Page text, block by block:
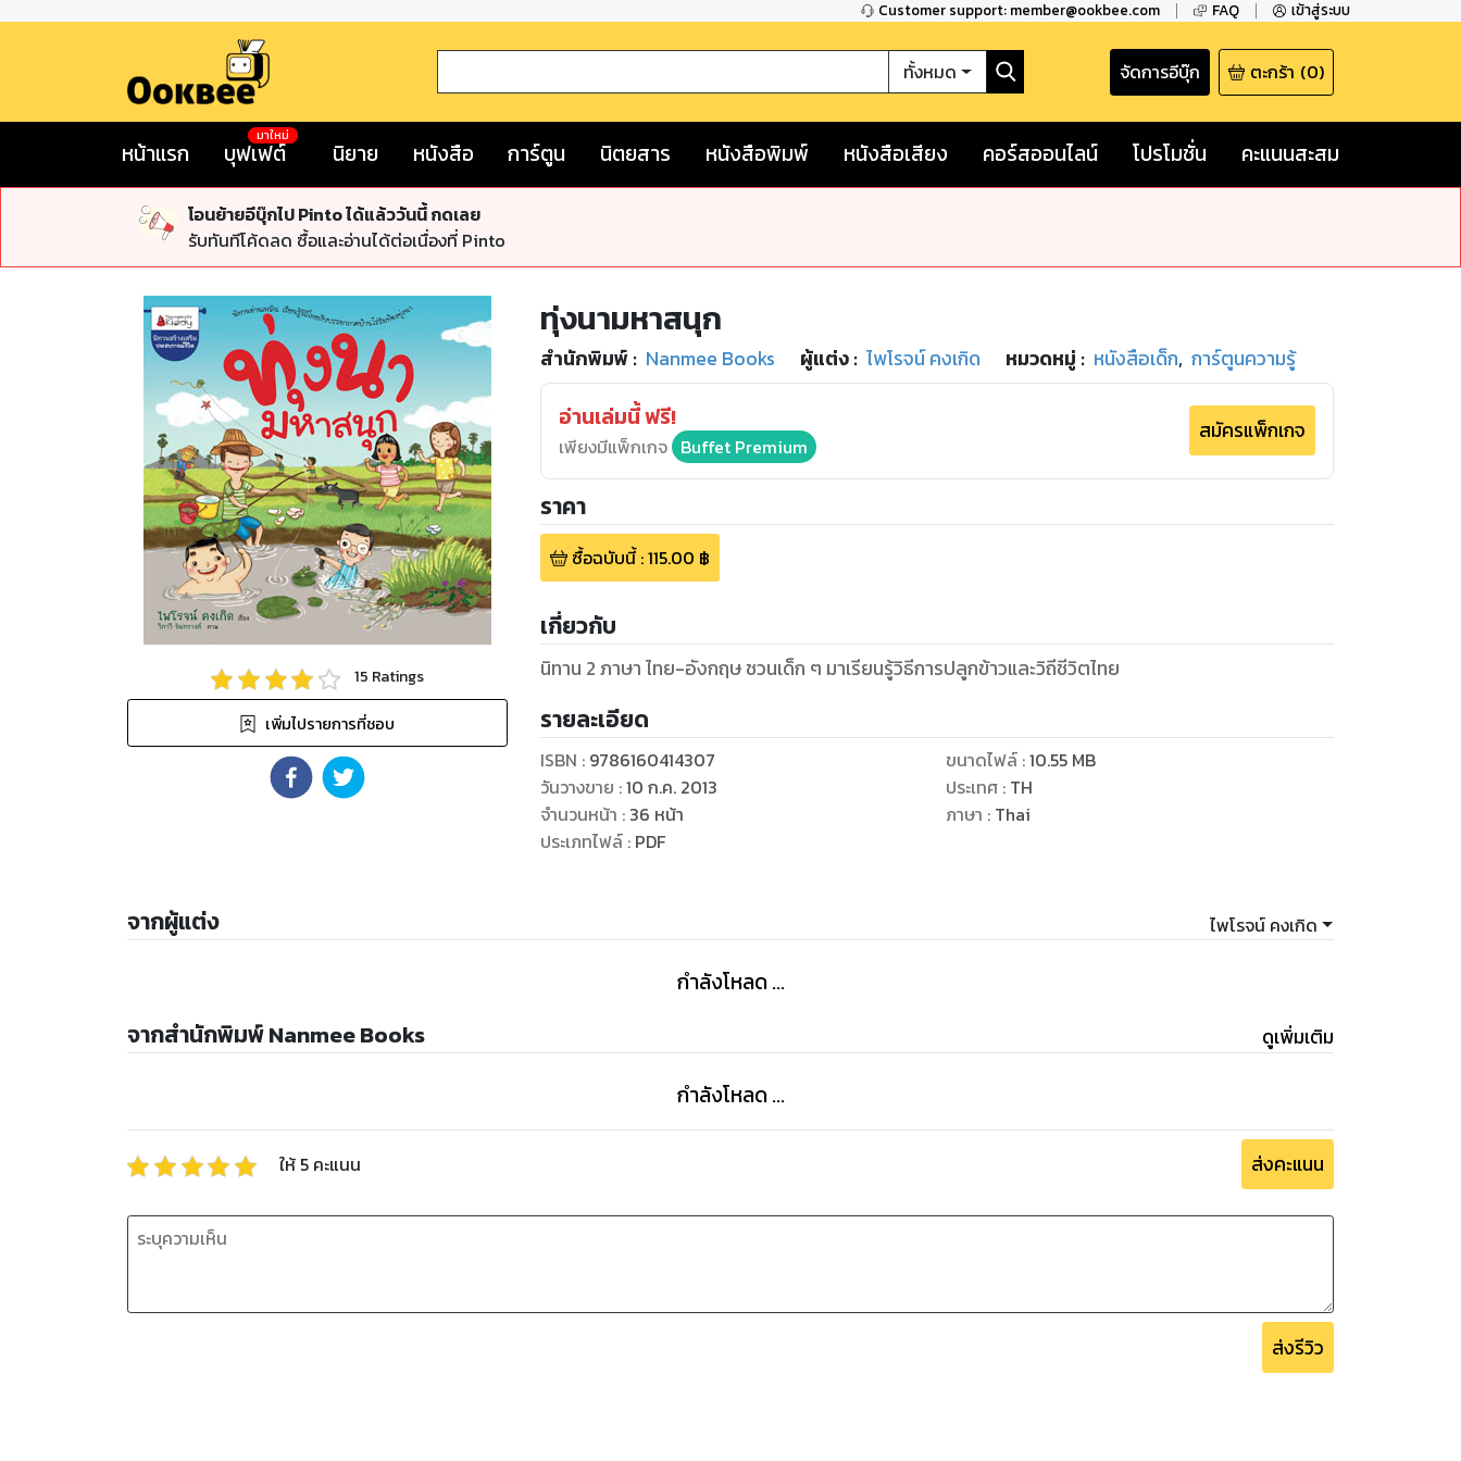
Customer support: member@ookbee.com FAQ เข้าสู่ระบบ
ทั้งหมด จัดการอีบุ๊ก ตะกร้า (0)
หน้าแรก บุฟเฟต์
มาใหม่
นิยาย หนังสือ การ์ตูน นิตยสาร หนังสือพิมพ์ หนังสือเสียง คอร์สออนไลน์ โปรโมชั่น คะแนนสะสม
โอนย้ายอีบุ๊กไป Pinto ได้แล้ววันนี้ กดเลย
รับทันทีโค้ดลด ซื้อและอ่านได้ต่อเนื่องที่ Pinto
15 Ratings
เพิ่มไปรายการที่ชอบ
ทุ่งนามหาสนุก
สำนักพิมพ์ : Nanmee Books ผู้แต่ง : ไพโรจน์ คงเกิด หมวดหมู่ : หนังสือเด็ก, การ์ตูนความรู้
อ่านเล่มนี้ ฟรี!
เพียงมีแพ็กเกจ Buffet Premium
สมัครแพ็กเกจ
ราคา
ซื้อฉบับนี้:115.00 ฿
เกี่ยวกับ
นิทาน 2 ภาษา ไทย-อังกฤษ ชวนเด็ก ๆ มาเรียนรู้วิธีการปลูกข้าวและวิถีชีวิตไทย
รายละเอียด
ISBN : 9786160414307
วันวางขาย :10 ก.ค. 2013
จำนวนหน้า : 36 หน้า
ประเภทไฟล์: PDF
ขนาดไฟล์:10.55 MB
ประเทศ : TH
ภาษา : Thai
จากผู้แต่ง ไพโรจน์ คงเกิด
กำลังโหลด ...
จากสำนักพิมพ์ Nanmee Books ดูเพิ่มเติม
กำลังโหลด ...
ให้ 5 คะแนน ส่งคะแนน
ส่งรีวิว